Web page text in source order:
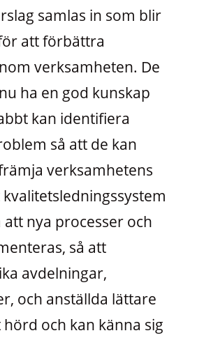
samlas in som blir
att förbättra
verksamheten. De
ha en god kunskap
kan identifiera
så att de kan
verksamhetens
nya processer och
så att
avdelningar,
och anställda lättare
och kan känna sig